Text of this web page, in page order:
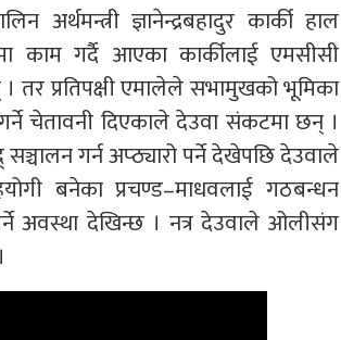
अर्थमन्त्री ज्ञानेन्द्रबहादुर कार्की हाल
काम गर्दै आएका कार्कीलाई एमसीसी
तर प्रतिपक्षी एमालेले सभामुखको भूमिका
चेतावनी दिएकाले देउवा संकटमा छन् ।
गर्न अप्ठ्यारो पर्ने देखेपछि देउवाले
बनेका प्रचण्ड–माधवलाई गठबन्धन
अवस्था देखिन्छ । नत्र देउवाले ओलीसंग